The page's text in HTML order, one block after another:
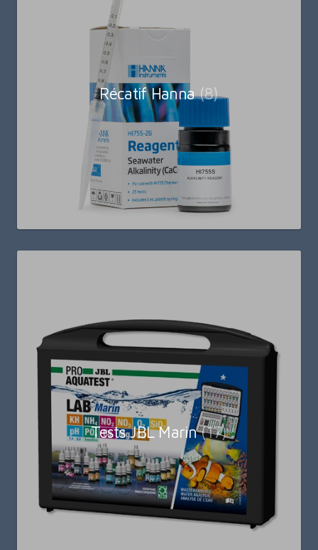
Récatif Hanna(8)
Tests JBL Marin(17)